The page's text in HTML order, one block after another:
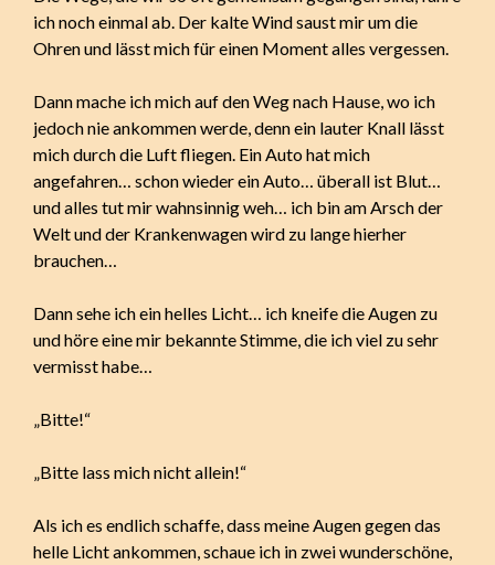
ich noch einmal ab. Der kalte Wind saust mir um die
Ohren und lässt mich für einen Moment alles vergessen.
Dann mache ich mich auf den Weg nach Hause, wo ich
jedoch nie ankommen werde, denn ein lauter Knall lässt
mich durch die Luft fliegen. Ein Auto hat mich
angefahren… schon wieder ein Auto… überall ist Blut…
und alles tut mir wahnsinnig weh… ich bin am Arsch der
Welt und der Krankenwagen wird zu lange hierher
brauchen…
Dann sehe ich ein helles Licht… ich kneife die Augen zu
und höre eine mir bekannte Stimme, die ich viel zu sehr
vermisst habe…
„Bitte!“
„Bitte lass mich nicht allein!“
Als ich es endlich schaffe, dass meine Augen gegen das
helle Licht ankommen, schaue ich in zwei wunderschöne,